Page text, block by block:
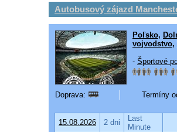
Autobusový zájazd
Poľsko,
vojvodstvo,
- Športové
Doprava:
Termíny
15.08.2026 2 dni
Last
Minute